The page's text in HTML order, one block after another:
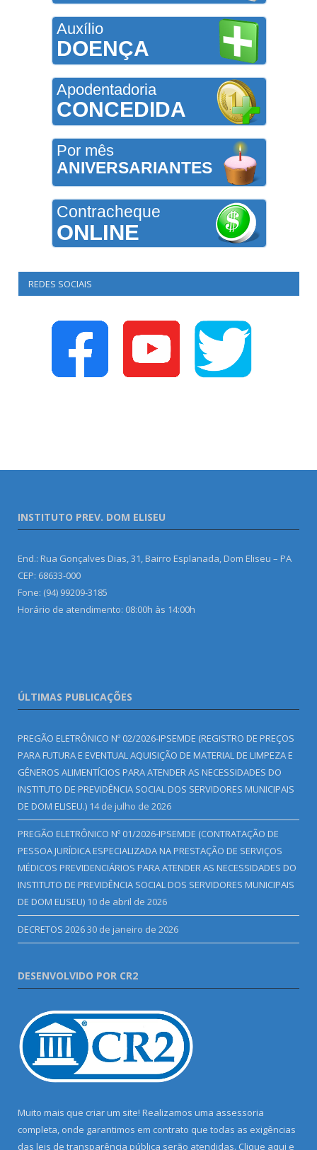
Auxílio
DOENÇA
Apodentadoria
CONCEDIDA
Por mês
ANIVERSARIANTES
Contracheque
ONLINE
REDES SOCIAIS
INSTITUTO PREV. DOM ELISEU
End.: Rua Gonçalves Dias, 31, Bairro Esplanada, Dom Eliseu – PA
CEP: 68633-000
Fone: (94) 99209-3185
Horário de atendimento: 08:00h às 14:00h
ÚLTIMAS PUBLICAÇÕES
PREGÃO ELETRÔNICO Nº 02/2026-IPSEMDE (REGISTRO DE PREÇOS
PARA FUTURA E EVENTUAL AQUISIÇÃO DE MATERIAL DE LIMPEZA E
GÊNEROS ALIMENTÍCIOS PARA ATENDER AS NECESSIDADES DO
INSTITUTO DE PREVIDÊNCIA SOCIAL DOS SERVIDORES MUNICIPAIS
DE DOM ELISEU.) 14 de julho de 2026
PREGÃO ELETRÔNICO Nº 01/2026-IPSEMDE (CONTRATAÇÃO DE
PESSOA JURÍDICA ESPECIALIZADA NA PRESTAÇÃO DE SERVIÇOS
MÉDICOS PREVIDENCIÁRIOS PARA ATENDER AS NECESSIDADES DO
INSTITUTO DE PREVIDÊNCIA SOCIAL DOS SERVIDORES MUNICIPAIS
DE DOM ELISEU) 10 de abril de 2026
DECRETOS 202630 de janeiro de 2026
DESENVOLVIDO POR CR2
Muito mais que criar um site! Realizamos uma assessoria
completa, onde garantimos em contrato que todas as exigências
das leis de transparência pública serão atendidas. Clique aqui e